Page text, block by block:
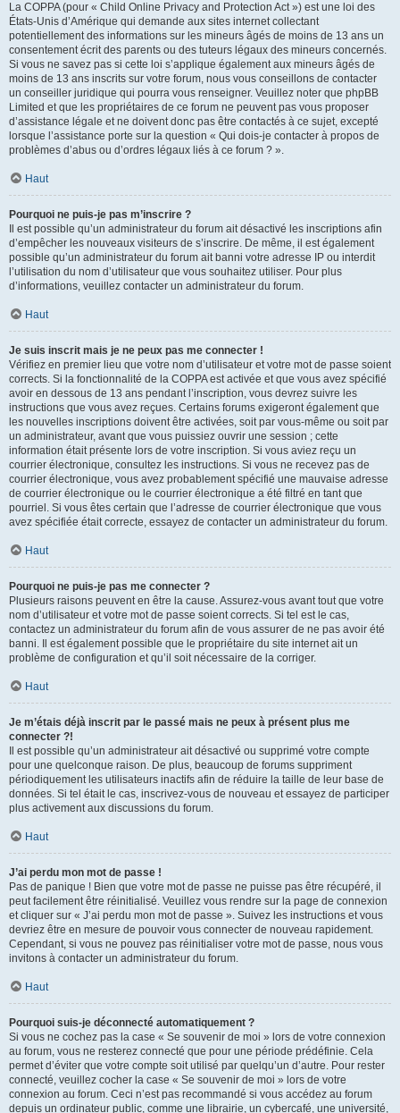
La COPPA (pour « Child Online Privacy and Protection Act ») est une loi des
États-Unis d’Amérique qui demande aux sites internet collectant
potentiellement des informations sur les mineurs âgés de moins de 13 ans un
consentement écrit des parents ou des tuteurs légaux des mineurs concernés.
Si vous ne savez pas si cette loi s’applique également aux mineurs âgés de
moins de 13 ans inscrits sur votre forum, nous vous conseillons de contacter
un conseiller juridique qui pourra vous renseigner. Veuillez noter que phpBB
Limited et que les propriétaires de ce forum ne peuvent pas vous proposer
d’assistance légale et ne doivent donc pas être contactés à ce sujet, excepté
lorsque l’assistance porte sur la question « Qui dois-je contacter à propos de
problèmes d’abus ou d’ordres légaux liés à ce forum ? ».
Haut
Pourquoi ne puis-je pas m’inscrire ?
Il est possible qu’un administrateur du forum ait désactivé les inscriptions afin
d’empêcher les nouveaux visiteurs de s’inscrire. De même, il est également
possible qu’un administrateur du forum ait banni votre adresse IP ou interdit
l’utilisation du nom d’utilisateur que vous souhaitez utiliser. Pour plus
d’informations, veuillez contacter un administrateur du forum.
Haut
Je suis inscrit mais je ne peux pas me connecter !
Vérifiez en premier lieu que votre nom d’utilisateur et votre mot de passe soient
corrects. Si la fonctionnalité de la COPPA est activée et que vous avez spécifié
avoir en dessous de 13 ans pendant l’inscription, vous devrez suivre les
instructions que vous avez reçues. Certains forums exigeront également que
les nouvelles inscriptions doivent être activées, soit par vous-même ou soit par
un administrateur, avant que vous puissiez ouvrir une session ; cette
information était présente lors de votre inscription. Si vous aviez reçu un
courrier électronique, consultez les instructions. Si vous ne recevez pas de
courrier électronique, vous avez probablement spécifié une mauvaise adresse
de courrier électronique ou le courrier électronique a été filtré en tant que
pourriel. Si vous êtes certain que l’adresse de courrier électronique que vous
avez spécifiée était correcte, essayez de contacter un administrateur du forum.
Haut
Pourquoi ne puis-je pas me connecter ?
Plusieurs raisons peuvent en être la cause. Assurez-vous avant tout que votre
nom d’utilisateur et votre mot de passe soient corrects. Si tel est le cas,
contactez un administrateur du forum afin de vous assurer de ne pas avoir été
banni. Il est également possible que le propriétaire du site internet ait un
problème de configuration et qu’il soit nécessaire de la corriger.
Haut
Je m’étais déjà inscrit par le passé mais ne peux à présent plus me
connecter ?!
Il est possible qu’un administrateur ait désactivé ou supprimé votre compte
pour une quelconque raison. De plus, beaucoup de forums suppriment
périodiquement les utilisateurs inactifs afin de réduire la taille de leur base de
données. Si tel était le cas, inscrivez-vous de nouveau et essayez de participer
plus activement aux discussions du forum.
Haut
J’ai perdu mon mot de passe !
Pas de panique ! Bien que votre mot de passe ne puisse pas être récupéré, il
peut facilement être réinitialisé. Veuillez vous rendre sur la page de connexion
et cliquer sur « J’ai perdu mon mot de passe ». Suivez les instructions et vous
devriez être en mesure de pouvoir vous connecter de nouveau rapidement.
Cependant, si vous ne pouvez pas réinitialiser votre mot de passe, nous vous
invitons à contacter un administrateur du forum.
Haut
Pourquoi suis-je déconnecté automatiquement ?
Si vous ne cochez pas la case « Se souvenir de moi » lors de votre connexion
au forum, vous ne resterez connecté que pour une période prédéfinie. Cela
permet d’éviter que votre compte soit utilisé par quelqu’un d’autre. Pour rester
connecté, veuillez cocher la case « Se souvenir de moi » lors de votre
connexion au forum. Ceci n’est pas recommandé si vous accédez au forum
depuis un ordinateur public, comme une librairie, un cybercafé, une université,